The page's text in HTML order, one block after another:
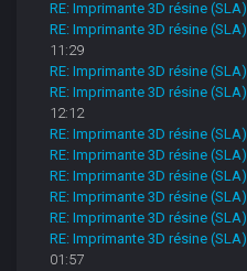
RE: Imprimante 3D résine (SLA)
RE: Imprimante 3D résine (SLA)
11:29
RE: Imprimante 3D résine (SLA)
RE: Imprimante 3D résine (SLA)
12:12
RE: Imprimante 3D résine (SLA)
RE: Imprimante 3D résine (SLA)
RE: Imprimante 3D résine (SLA)
RE: Imprimante 3D résine (SLA)
RE: Imprimante 3D résine (SLA)
RE: Imprimante 3D résine (SLA)
01:57